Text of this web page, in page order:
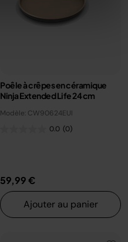
Poêle à crêpes en céramique
Ninja Extended Life 24 cm
Modèle: CW90624EUI
0.0 (0)
59,99 €
Ajouter au panier